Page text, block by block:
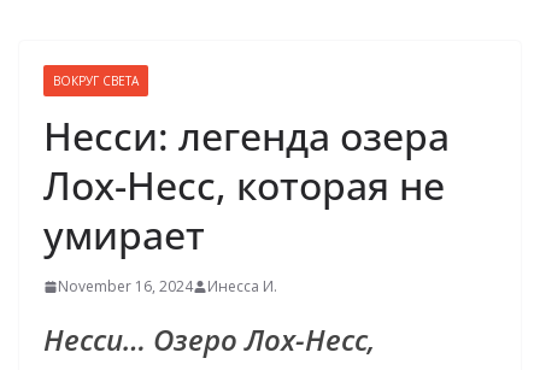
ВОКРУГ СВЕТА
Несси: легенда озера
Лох-Несс, которая не
умирает
November 16, 2024 Инесса И.
Несси… Озеро Лох-Несс,